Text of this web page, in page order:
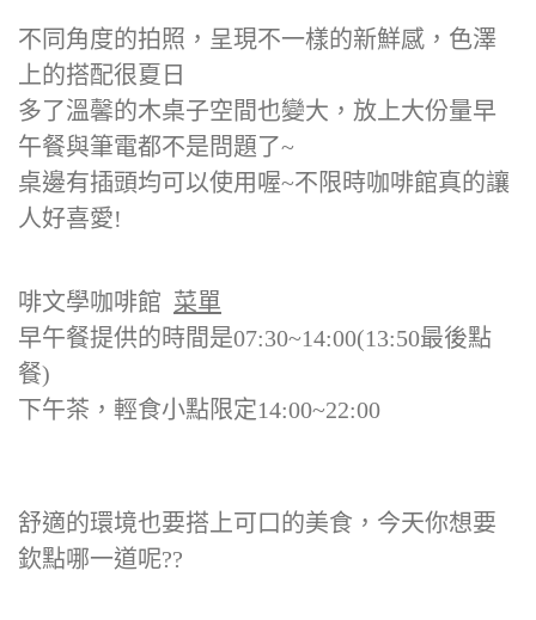
不同角度的拍照，呈現不一樣的新鮮感，色澤
上的搭配很夏日
多了溫馨的木桌子空間也變大，放上大份量早
午餐與筆電都不是問題了~
桌邊有插頭均可以使用喔~不限時咖啡館真的讓
人好喜愛!
啡文學咖啡館 菜單
早午餐提供的時間是07:30~14:00(13:50最後點
餐)
下午茶，輕食小點限定14:00~22:00
舒適的環境也要搭上可口的美食，今天你想要
欽點哪一道呢??